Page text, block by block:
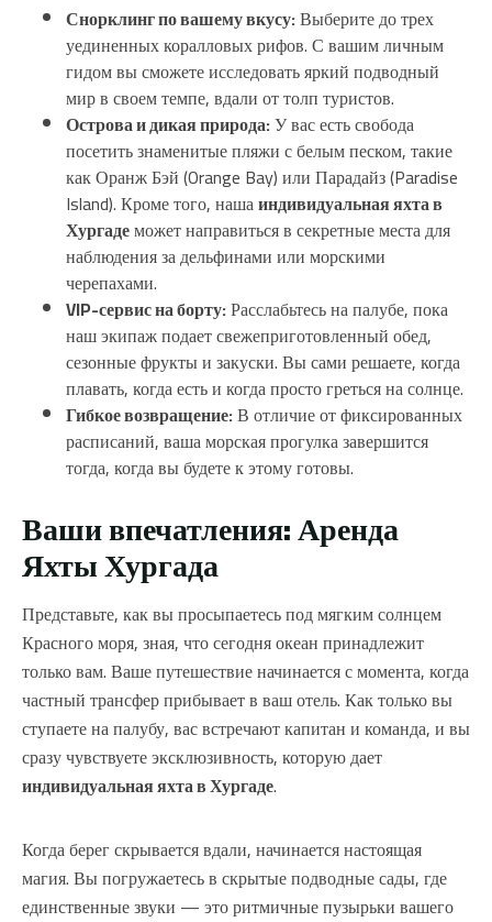
Снорклинг по вашему вкусу:Выберите до трех
уединенных коралловых рифов. С вашим личным
гидом вы сможете исследовать яркий подводный
мир в своем темпе, вдали от толп туристов.
Острова и дикая природа:У вас есть свобода
посетить знаменитые пляжи с белым песком, такие
как Оранж Бэй (Orange Bay) или Парадайз (Paradise
Island). Кроме того, нашаиндивидуальная яхта в
Хургадеможет направиться в секретные места для
наблюдения за дельфинами или морскими
черепахами.
VIP-сервис на борту:Расслабьтесь на палубе, пока
наш экипаж подает свежеприготовленный обед,
сезонные фрукты и закуски. Вы сами решаете, когда
плавать, когда есть и когда просто греться на солнце.
Гибкое возвращение:В отличие от фиксированных
расписаний, ваша морская прогулка завершится
тогда, когда вы будете к этому готовы.
Ваши впечатления: Аренда
Яхты Хургада
Представьте, как вы просыпаетесь под мягким солнцем
Красного моря, зная, что сегодня океан принадлежит
только вам. Ваше путешествие начинается с момента, когда
частный трансфер прибывает в ваш отель. Как только вы
ступаете на палубу, вас встречают капитан и команда, и вы
сразу чувствуете эксклюзивность, которую дает
индивидуальная яхта в Хургаде.
Когда берег скрывается вдали, начинается настоящая
магия. Вы погружаетесь в скрытые подводные сады, где
единственные звуки — это ритмичные пузырьки вашего